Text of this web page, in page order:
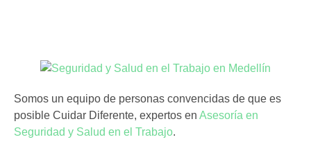
Somos un equipo de personas convencidas de que es
posible Cuidar Diferente, expertos en Asesoría en
Seguridad y Salud en el Trabajo.